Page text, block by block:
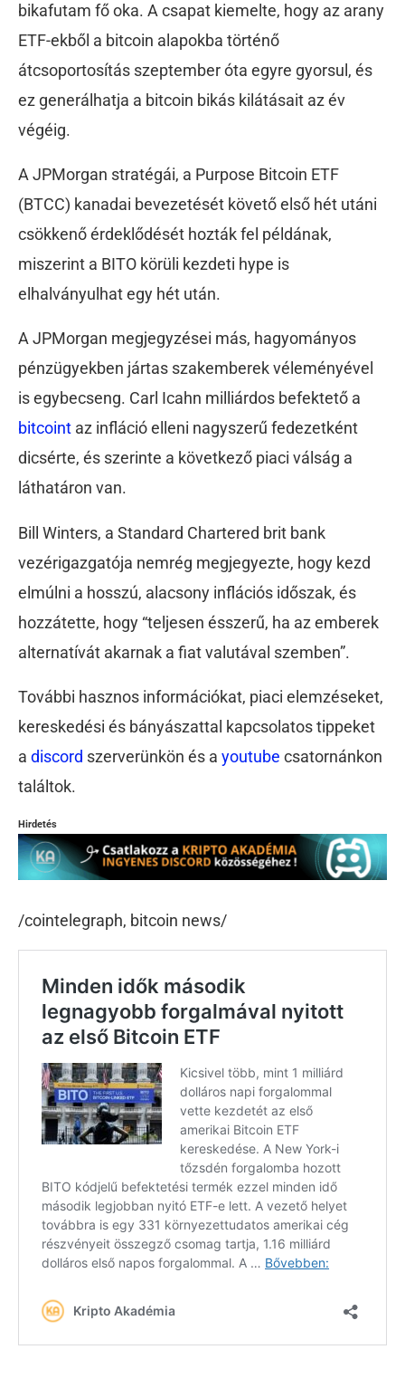
bikafutam fő oka. A csapat kiemelte, hogy az arany
ETF-ekből a bitcoin alapokba történő
átcsoportosítás szeptember óta egyre gyorsul, és
ez generálhatja a bitcoin bikás kilátásait az év
végéig.
A JPMorgan stratégái, a Purpose Bitcoin ETF
(BTCC) kanadai bevezetését követő első hét utáni
csökkenő érdeklődését hozták fel példának,
miszerint a BITO körüli kezdeti hype is
elhalványulhat egy hét után.
A JPMorgan megjegyzései más, hagyományos
pénzügyekben jártas szakemberek véleményével
is egybecseng. Carl Icahn milliárdos befektető a
bitcoint az infláció elleni nagyszerű fedezetként
dicsérte, és szerinte a következő piaci válság a
láthatáron van.
Bill Winters, a Standard Chartered brit bank
vezérigazgatója nemrég megjegyezte, hogy kezd
elmúlni a hosszú, alacsony inflációs időszak, és
hozzátette, hogy “teljesen ésszerű, ha az emberek
alternatívát akarnak a fiat valutával szemben”.
További hasznos információkat, piaci elemzéseket,
kereskedési és bányászattal kapcsolatos tippeket
a discord szerverünkön és a youtube csatornánkon
találtok.
Hirdetés
/cointelegraph, bitcoin news/